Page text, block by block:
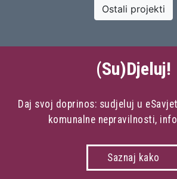
Ostali projekti
(Su)Djeluj!
Daj svoj doprinos: sudjeluj u
komunalne nepravilnosti,
Saznaj kako